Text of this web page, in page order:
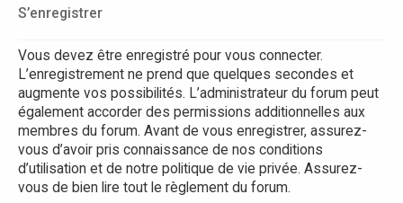
S’enregistrer
Vous devez être enregistré pour vous connecter.
L’enregistrement ne prend que quelques secondes et
augmente vos possibilités. L’administrateur du forum peut
également accorder des permissions additionnelles aux
membres du forum. Avant de vous enregistrer, assurez-
vous d’avoir pris connaissance de nos conditions
d’utilisation et de notre politique de vie privée. Assurez-
vous de bien lire tout le règlement du forum.